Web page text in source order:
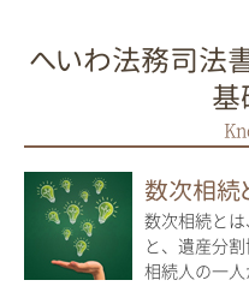
へいわ法務司法
数次相続
数次相続と
と、遺産分
相続人の一人